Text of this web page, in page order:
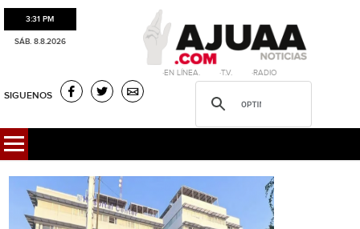
3:31 PM
SÁB. 8.8.2026
·EN LÍNEA. ·T.V. ·RADIO
SIGUENOS